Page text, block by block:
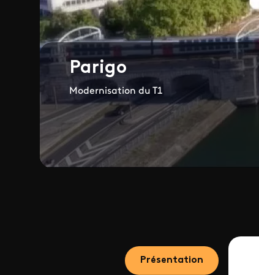
Parigo
Modernisation du T1
Présentation